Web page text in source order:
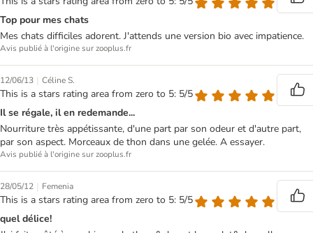
Top pour mes chats
Mes chats difficiles adorent. J'attends une version bio avec impatience.
Avis publié à l'origine sur zooplus.fr
12/06/13 | Céline S.
This is a stars rating area from zero to 5: 5/5
Il se régale, il en redemande...
Nourriture très appétissante, d'une part par son odeur et d'autre part,
par son aspect. Morceaux de thon dans une gelée. A essayer.
Avis publié à l'origine sur zooplus.fr
28/05/12 | Femenia
This is a stars rating area from zero to 5: 5/5
quel délice!